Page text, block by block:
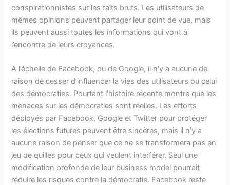
conspirationnistes sur les faits bruts. Les utilisateurs de
mêmes opinions peuvent partager leur point de vue, mais
ils peuvent aussi toutes les informations qui vont à
l’encontre de leurs croyances.
A l’échelle de Facebook, ou de Google, il n’y a aucune de
raison de cesser d’influencer la vies des utilisateurs ou celui
des démocraties. Pourtant l’histoire récente montre que les
menaces sur les démocraties sont réelles. Les efforts
déployés par Facebook, Google et Twitter pour protéger
les élections futures peuvent être sincères, mais il n’y a
aucune raison de penser que ce ne se transformera pas en
jeu de quilles pour ceux qui veulent interférer. Seul une
modification profonde de leur business model pourrait
réduire les risques contre la démocratie. Facebook reste